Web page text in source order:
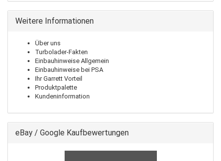
Weitere Informationen
Über uns
Turbolader-Fakten
Einbauhinweise Allgemein
Einbauhinweise bei PSA
Ihr Garrett Vorteil
Produktpalette
Kundeninformation
eBay / Google Kaufbewertungen